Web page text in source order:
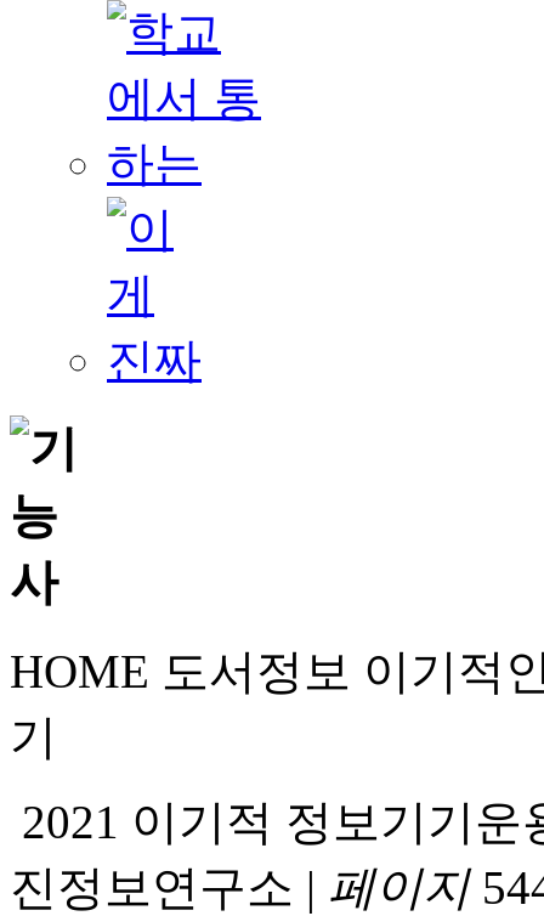
HOME 도서정보 이기적
기
2021 이기적 정보기기
진정보연구소 | 페이지